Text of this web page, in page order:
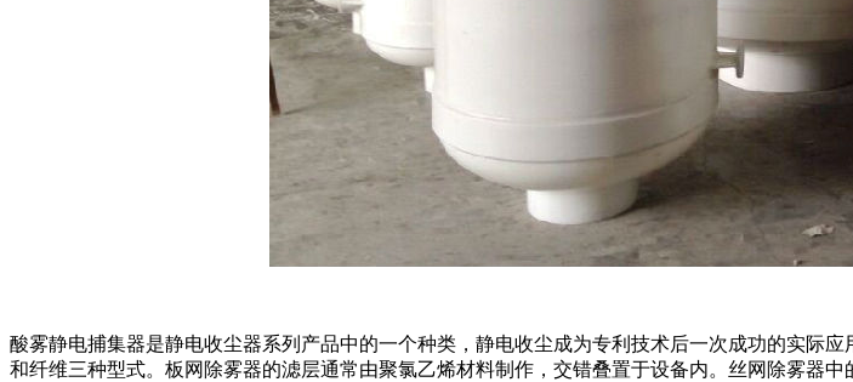
酸雾静电捕集器是静电收尘器系列产品中的一个种类，静电收尘成为专利技术后一次成功的实际
和纤维三种型式。板网除雾器的滤层通常由聚氯乙烯材料制作，交错叠置于设备内。丝网除雾器